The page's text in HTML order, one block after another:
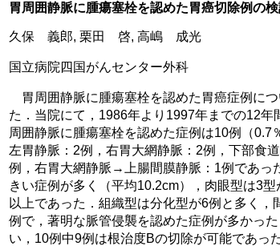
胃周囲静脈に腫瘍塞栓を認めた胃癌切除例の
久保 義郎, 栗田 啓, 高嶋 成光
国立病院四国がんセンター外科
胃周囲静脈に腫瘍塞栓を認めた胃癌症例に
た．当院にて，1986年より1997年までの12年
周囲静脈に腫瘍塞栓を認めた症例は10例（0.7
左胃静脈：2例，右胃大網静脈：2例，下部食
例，右胃大網静脈→上腸間膜静脈：1例であっ
きい症例が多く（平均10.2cm），肉眼型は3
以上であった．組織型は分化型が6例と多く
例で，著明な脈管侵襲を認めた症例が多かっ
い，10例中9例は根治度Bの切除が可能であっ